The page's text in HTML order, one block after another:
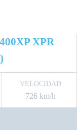
XPR
VELOCIDAD
726 km/h